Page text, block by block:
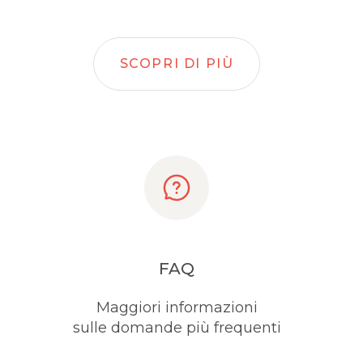
SCOPRI DI PIÙ
FAQ
Maggiori informazioni
sulle domande più frequenti